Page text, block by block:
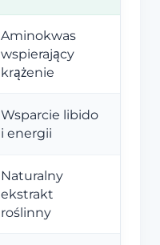
Aminokwas
wspierający
krążenie
Wsparcie libido
i energii
Naturalny
ekstrakt
roślinny